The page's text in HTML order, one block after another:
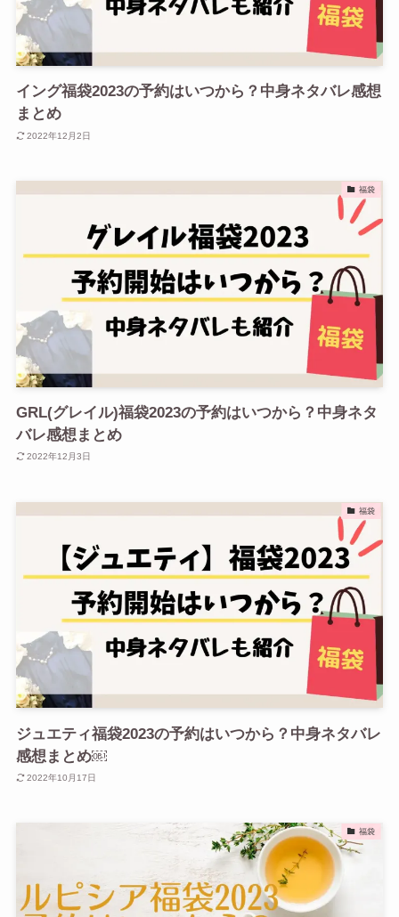
イング福袋2023の予約はいつから？中身ネタバレ感想
まとめ
2022年12月2日
福袋
GRL(グレイル)福袋2023の予約はいつから？中身ネタ
バレ感想まとめ
2022年12月3日
福袋
ジュエティ福袋2023の予約はいつから？中身ネタバレ
感想まとめ￼
2022年10月17日
福袋